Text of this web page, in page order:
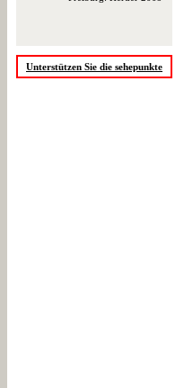
Unterstützen Sie die sehepunkte